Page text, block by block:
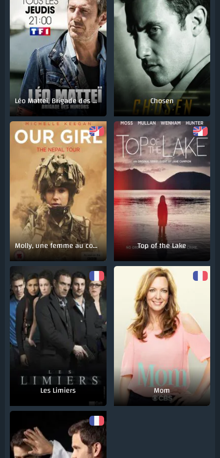
Léo Matteï, Brigade des mineurs Chosen
Molly, une femme au combat Top of the Lake
Les Limiers Mom